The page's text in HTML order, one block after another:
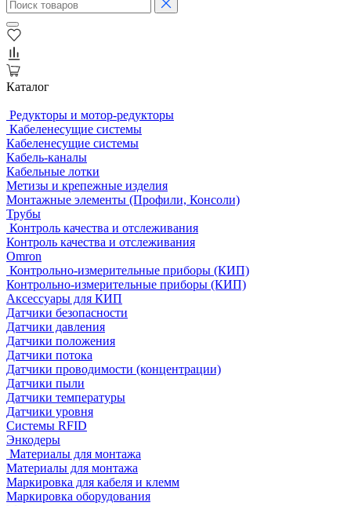
Каталог
Редукторы и мотор-редукторы
Кабеленесущие системы
Кабеленесущие системы
Кабель-каналы
Кабельные лотки
Метизы и крепежные изделия
Монтажные элементы (Профили, Консоли)
Трубы
Контроль качества и отслеживания
Контроль качества и отслеживания
Omron
Контрольно-измерительные приборы (КИП)
Контрольно-измерительные приборы (КИП)
Аксессуары для КИП
Датчики безопасности
Датчики давления
Датчики положения
Датчики потока
Датчики проводимости (концентрации)
Датчики пыли
Датчики температуры
Датчики уровня
Системы RFID
Энкодеры
Материалы для монтажа
Материалы для монтажа
Маркировка для кабеля и клемм
Маркировка оборудования